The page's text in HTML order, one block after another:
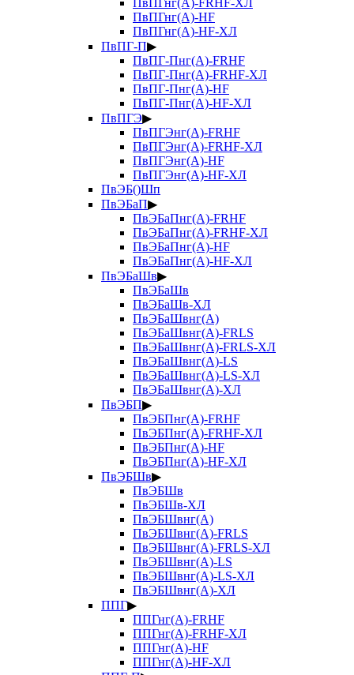
ПвПГнг(А)-FRHF-ХЛ
ПвПГнг(А)-HF
ПвПГнг(А)-HF-ХЛ
ПвПГ-П▶
ПвПГ-Пнг(А)-FRHF
ПвПГ-Пнг(А)-FRHF-ХЛ
ПвПГ-Пнг(А)-HF
ПвПГ-Пнг(А)-HF-ХЛ
ПвПГЭ▶
ПвПГЭнг(А)-FRHF
ПвПГЭнг(А)-FRHF-ХЛ
ПвПГЭнг(А)-HF
ПвПГЭнг(А)-HF-ХЛ
ПвЭБ()Шп
ПвЭБаП▶
ПвЭБаПнг(А)-FRHF
ПвЭБаПнг(А)-FRHF-ХЛ
ПвЭБаПнг(А)-HF
ПвЭБаПнг(А)-HF-ХЛ
ПвЭБаШв▶
ПвЭБаШв
ПвЭБаШв-ХЛ
ПвЭБаШвнг(А)
ПвЭБаШвнг(А)-FRLS
ПвЭБаШвнг(А)-FRLS-ХЛ
ПвЭБаШвнг(А)-LS
ПвЭБаШвнг(А)-LS-ХЛ
ПвЭБаШвнг(А)-ХЛ
ПвЭБП▶
ПвЭБПнг(А)-FRHF
ПвЭБПнг(А)-FRHF-ХЛ
ПвЭБПнг(А)-HF
ПвЭБПнг(А)-HF-ХЛ
ПвЭБШв▶
ПвЭБШв
ПвЭБШв-ХЛ
ПвЭБШвнг(А)
ПвЭБШвнг(А)-FRLS
ПвЭБШвнг(А)-FRLS-ХЛ
ПвЭБШвнг(А)-LS
ПвЭБШвнг(А)-LS-ХЛ
ПвЭБШвнг(А)-ХЛ
ППГ▶
ППГнг(А)-FRHF
ППГнг(А)-FRHF-ХЛ
ППГнг(А)-HF
ППГнг(А)-HF-ХЛ